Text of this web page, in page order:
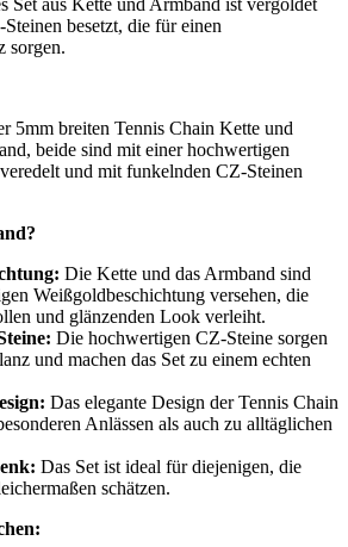
Set aus Kette und Armband ist vergoldet
besetzt, die für einen
sorgen.
5mm breiten Tennis Chain Kette und
beide sind mit einer hochwertigen
und mit funkelnden CZ-Steinen
Die Kette und das Armband sind
Weißgoldbeschichtung versehen, die
und glänzenden Look verleiht.
Die hochwertigen CZ-Steine sorgen
und machen das Set zu einem echten
Das elegante Design der Tennis Chain
Anlässen als auch zu alltäglichen
Das Set ist ideal für diejenigen, die
schätzen.